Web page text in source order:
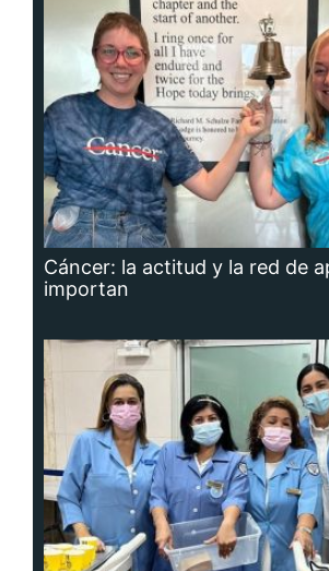
Cáncer: la actitud y la red de
importan